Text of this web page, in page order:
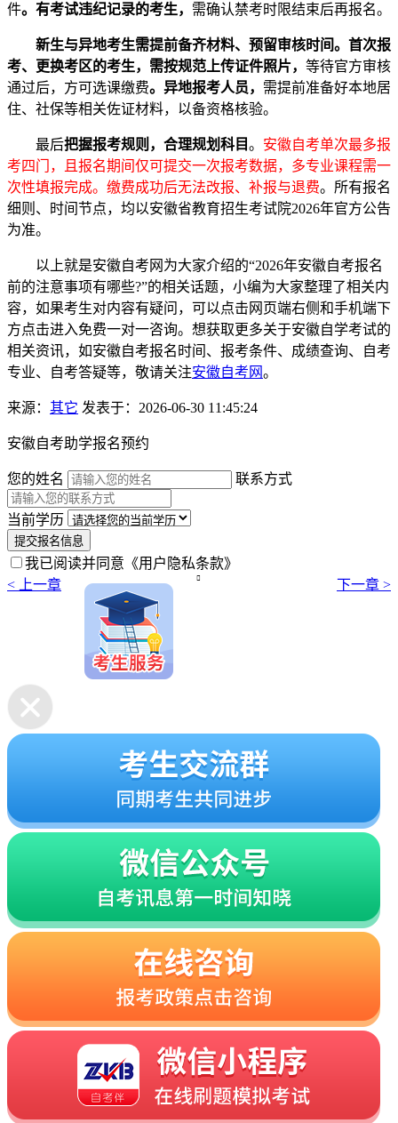
件。有考试违纪记录的考生， 需确认禁考时限结束后再报名。
新生与异地考生需提前备齐材料、预留审核时间。首次报
考、更换考区的考生，需按规范上传证件照片， 等待官方审核
通过后，方可选课缴费。异地报考人员， 需提前准备好本地居
住、社保等相关佐证材料，以备资格核验。
最后把握报考规则，合理规划科目。 安徽自考单次最多报
考四门，且报名期间仅可提交一次报考数据，多专业课程需一
次性填报完成。缴费成功后无法改报、补报与退费。所有报名
细则、时间节点，均以安徽省教育招生考试院2026年官方公告
为准。
以上就是安徽自考网为大家介绍的“2026年安徽自考报名
前的注意事项有哪些?”的相关话题，小编为大家整理了相关内
容，如果考生对内容有疑问，可以点击网页端右侧和手机端下
方点击进入免费一对一咨询。想获取更多关于安徽自学考试的
相关资讯，如安徽自考报名时间、报考条件、成绩查询、自考
专业、自考答疑等，敬请关注安徽自考网。
来源： 其它 发表于：2026-06-30 11:45:24
安徽自考助学报名预约
您的姓名 联系方式
当前学历
提交报名信息
我已阅读并同意 《用户隐私条款》
< 上一章
 下一章 >